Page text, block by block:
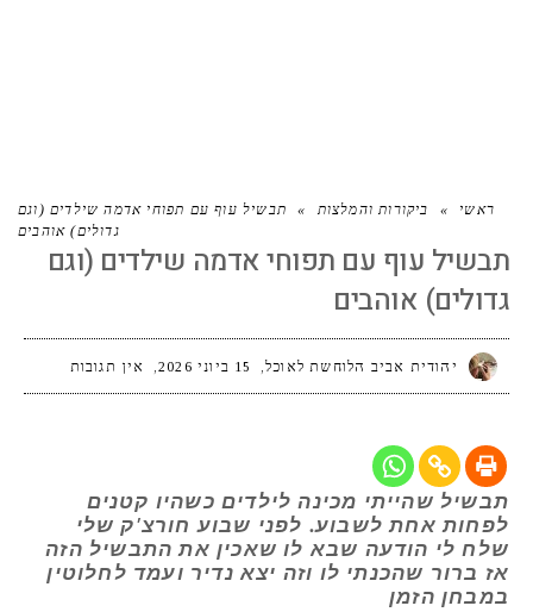
ראשי » ביקורות והמלצות »
תבשיל עוף עם תפוחי אדמה שילדים (וגם
גדולים) אוהבים
תבשיל עוף עם תפוחי אדמה שילדים (וגם
גדולים) אוהבים
יהודית אביב הלוחשת לאוכל 15 ביוני 2026 אין תגובות
תבשיל שהייתי מכינה לילדים כשהיו קטנים
לפחות אחת לשבוע. לפני שבוע חורצ'ק שלי
שלח לי הודעה שבא לו שאכין את התבשיל הזה
אז ברור שהכנתי לו וזה יצא נדיר ועמד לחלוטין
במבחן הזמן